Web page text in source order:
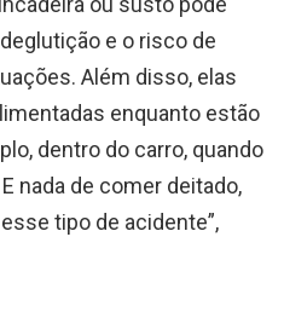
e o risco de
Além disso, elas
enquanto estão
dentro do carro, quando
nada de comer deitado,
tipo de acidente”,